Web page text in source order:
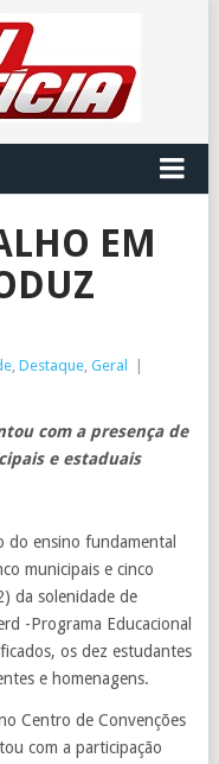
EM
, Destaque, Geral
com a presença de
e estaduais
do ensino fundamental
municipais e cinco
da solenidade de
-Programa Educacional
os dez estudantes
e homenagens.
Centro de Convenções
com a participação